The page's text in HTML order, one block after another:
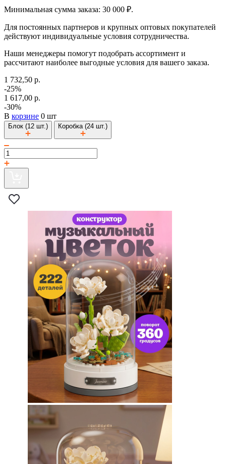
Минимальная сумма заказа: 30 000 ₽.
Для постоянных партнеров и крупных оптовых покупателей
действуют индивидуальные условия сотрудничества.
Наши менеджеры помогут подобрать ассортимент и
рассчитают наиболее выгодные условия для вашего заказа.
1 732,50 р.
-25%
1 617,00 р.
-30%
В корзине 0 шт
Блок (12 шт.) Коробка (24 шт.)